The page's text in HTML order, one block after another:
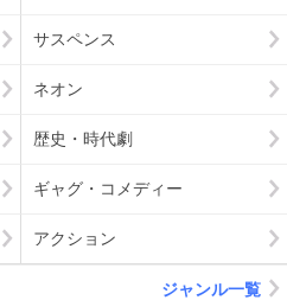
サスペンス
ネオン
歴史・時代劇
ギャグ・コメディー
アクション
ジャンル一覧